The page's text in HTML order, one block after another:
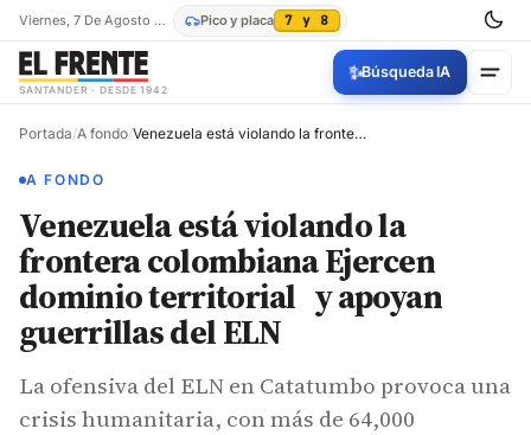
Viernes, 7 De Agosto De 2026 Pico y placa 7 y 8
SANTANDER · DESDE 1942
✨Búsqueda IA
Portada/A fondo/ Venezuela está violando la frontera colombiana Ejercen dominio territorial y apoyan guerrillas del ELN
A FONDO
Venezuela está violando la
frontera colombiana Ejercen
dominio territorial y apoyan
guerrillas del ELN
La ofensiva del ELN en Catatumbo provoca una
crisis humanitaria, con más de 64,000